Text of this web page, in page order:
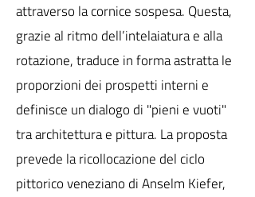
attraverso la cornice sospesa. Questa,
grazie al ritmo dell’intelaiatura e alla
rotazione, traduce in forma astratta le
proporzioni dei prospetti interni e
definisce un dialogo di "pieni e vuoti"
tra architettura e pittura. La proposta
prevede la ricollocazione del ciclo
pittorico veneziano di Anselm Kiefer,